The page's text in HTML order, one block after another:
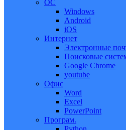
ОС
Windows
Android
iOS
Интернет
Электронные
Поисковые
Google Chrome
youtube
Офис
Word
Excel
PowerPoint
Програм.